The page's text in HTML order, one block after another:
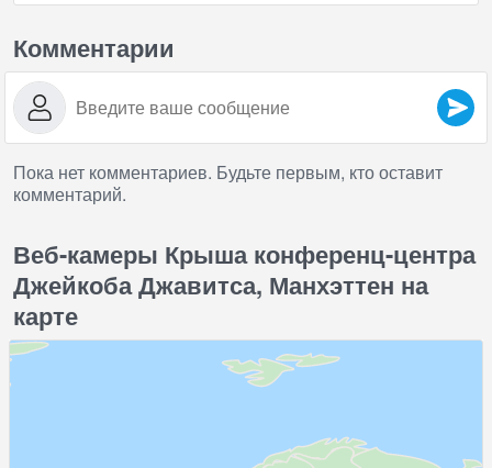
Комментарии
Пока нет комментариев. Будьте первым, кто оставит
комментарий.
Веб-камеры Крыша конференц-центра
Джейкоба Джавитса, Манхэттен на
карте